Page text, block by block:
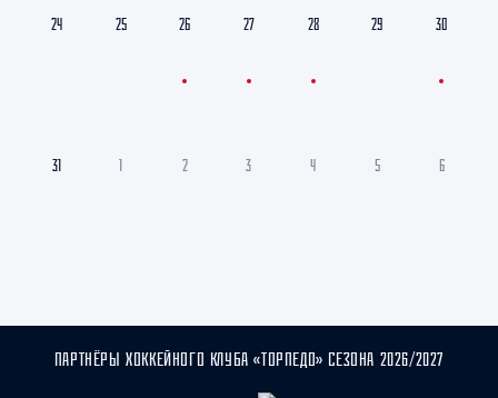
24 25 26 27 28 29 30
31 1 2 3 4 5 6
ПАРТНЁРЫ ХОККЕЙНОГО КЛУБА «ТОРПЕДО» СЕЗОНА 2026/2027